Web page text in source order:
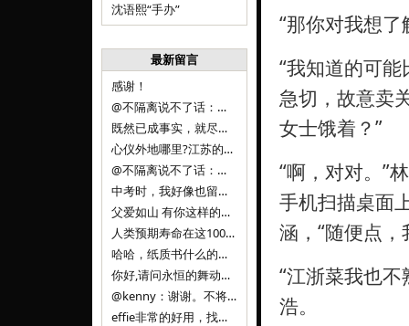
沈语熙“手办”
最新留言
感谢！
@不隔离说不了话：浙江的
既然已成事实，就尽量接受了。 事情未能如愿已是不幸，没必要为此反复纠结来进行不必要的自我惩罚。 之前问过家里的小朋友是否想学编
心仪外地哪里?江苏的？顺其自然，全面发展才是。
@不隔离说不了话：确实，一晃三年。
中考时，我好像也留言过的，可乐好像和我们考得差不多。 一晃三年，我们江苏24年，物化生612分，女孩。 其实高考只是长跑的
父爱如山 有你这样的父亲做后盾，可乐未来的路一定会走得踏实又精彩
人类预期寿命在这100年，每2-3年增长一岁，到你们这一代大概率能到100岁，46岁还是正当年,可能不是八九点中的太阳了，但还是1
哈哈，纸质书什么的目前没有打算和计划，微信读书我不太熟悉，研究看看。目前，我只发在自己博客和起点上。关于小说内容方面，谢谢你的建议
你好,请问永恒的舞动什么时候可以出版纸质书,或者登陆微信读书.另外小说内容能不能更大气一些,不要只是局限于与一对男女的爱情和ai安
@kenny：谢谢。不将GIF显示为动图，主要是考虑到Effie本身的“极简、无干扰”的设计哲学，动图无疑是“干扰”之一。
effie非常的好用，找了很多年，终于找到这款，已经推荐给身边不少朋友使用和付费。有个小建议，文档里面是否可以增加gif的动图显示
“那你对我想
“我知道的可
急切，故意卖
女士饿着？”
“啊，对对。”
手机扫描桌面
涵，“随便点，
“江浙菜我也
浩。